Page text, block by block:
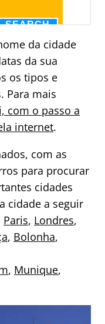
da cidade
da sua
os tipos e
Para mais
com o passo a
internet.
com as
para procurar
cidades
cidade a seguir
Paris, Londres,
, Bolonha,
, Munique,